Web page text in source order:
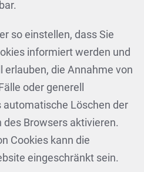
so einstellen, dass Sie
informiert werden und
erlauben, die Annahme von
oder generell
Löschen der
Browsers aktivieren.
Cookies kann die
eingeschränkt sein.